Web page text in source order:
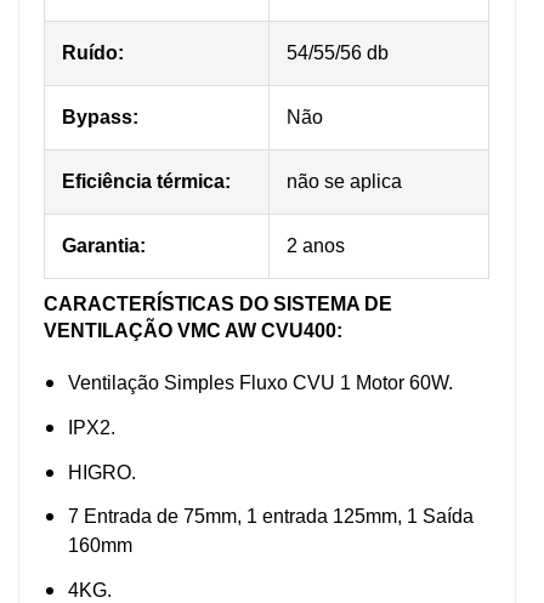
Ruído: 54/55/56 db
Bypass: Não
Eficiência térmica: não se aplica
Garantia: 2 anos
CARACTERÍSTICAS DO SISTEMA DE
VENTILAÇÃO VMC AW CVU400:
Ventilação Simples Fluxo CVU 1 Motor 60W.
IPX2.
HIGRO.
7 Entrada de 75mm, 1 entrada 125mm, 1 Saída
160mm
4KG.